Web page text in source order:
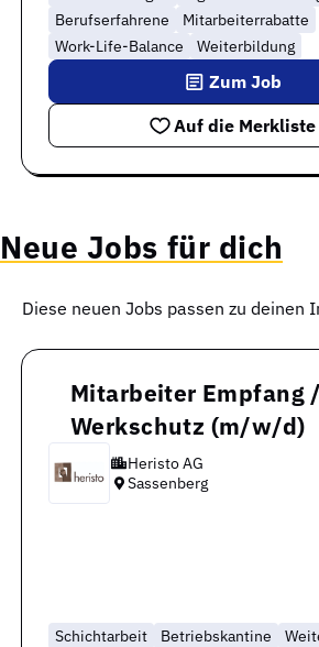
Berufserfahrene
Mitarbeiterrabatte
Work-Life-Balance
Weiterbildung
Auf die Merkliste
Zum Job
Neue Jobs für dich
Diese neuen Jobs passen zu deinen
Mitarbeiter Empfang /
Werkschutz (m/w/d)
Heristo AG
Sassenberg
Schichtarbeit Betriebskantine